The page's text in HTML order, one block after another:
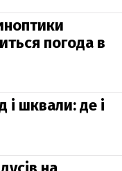
погода в
і шквали: де і